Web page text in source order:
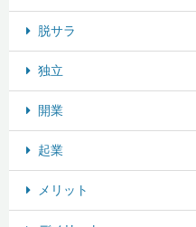
脱サラ
独立
開業
起業
メリット